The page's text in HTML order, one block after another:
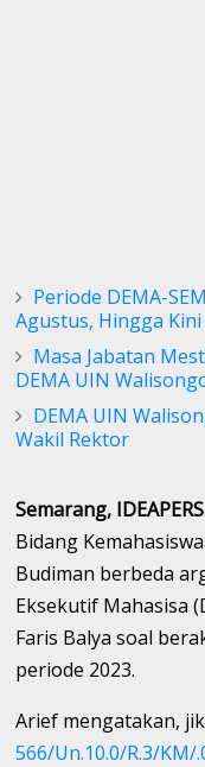
Periode DEMA-
Agustus, Hingga
Masa Jabatan
DEMA UIN
DEMA UIN
Wakil Rektor
Semarang,
Bidang
Budiman berbeda
Eksekutif Mahasisa
Faris Balya soal
periode 2023.
Arief mengatakan,
566/Un.10.0/R.3/KM/